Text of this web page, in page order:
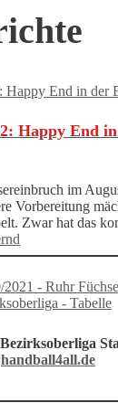
Happy End
im
Vorbereitung
Zwar hat das
handball4all.de